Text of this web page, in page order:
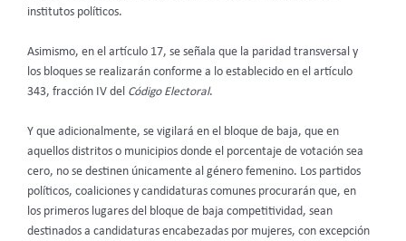
institutos políticos.
Asimismo, en el artículo 17, se señala que la paridad transversal y
los bloques se realizarán conforme a lo establecido en el artículo
343, fracción IV del Código Electoral.
Y que adicionalmente, se vigilará en el bloque de baja, que en
aquellos distritos o municipios donde el porcentaje de votación sea
cero, no se destinen únicamente al género femenino. Los partidos
políticos, coaliciones y candidaturas comunes procurarán que, en
los primeros lugares del bloque de baja competitividad, sean
destinados a candidaturas encabezadas por mujeres, con excepción